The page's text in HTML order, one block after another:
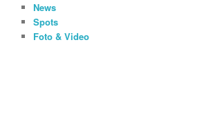
News
Spots
Foto & Video